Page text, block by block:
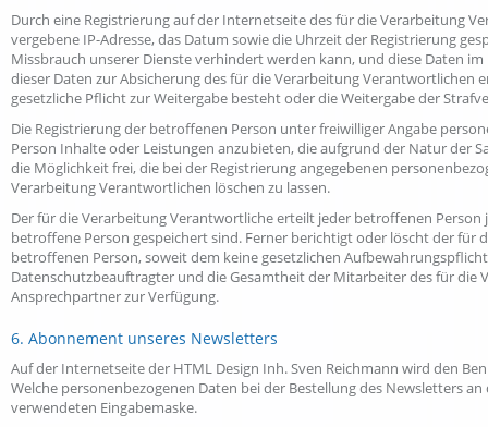
Durch eine Registrierung auf der Internetseite des für die Verarbeitung
vergebene IP-Adresse, das Datum sowie die Uhrzeit der Registrierung
Missbrauch unserer Dienste verhindert werden kann, und diese Daten
dieser Daten zur Absicherung des für die Verarbeitung
gesetzliche Pflicht zur Weitergabe besteht oder die Weitergabe der
Die Registrierung der betroffenen Person unter freiwilliger Angabe
Person Inhalte oder Leistungen anzubieten, die aufgrund der Natur der
die Möglichkeit frei, die bei der Registrierung angegebenen
Verarbeitung Verantwortlichen löschen zu lassen.
Der für die Verarbeitung Verantwortliche erteilt jeder betroffenen
betroffene Person gespeichert sind. Ferner berichtigt oder löscht der
betroffenen Person, soweit dem keine gesetzlichen
Datenschutzbeauftragter und die Gesamtheit der Mitarbeiter des für
Ansprechpartner zur Verfügung.
6. Abonnement unseres Newsletters
Auf der Internetseite der HTML Design Inh. Sven Reichmann wird den
Welche personenbezogenen Daten bei der Bestellung des Newsletters
verwendeten Eingabemaske.